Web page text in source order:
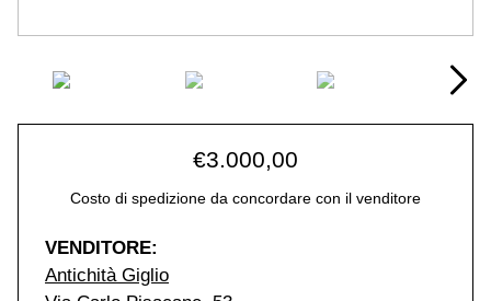
€3.000,00
Costo di spedizione da concordare con il venditore
VENDITORE:
Antichità Giglio